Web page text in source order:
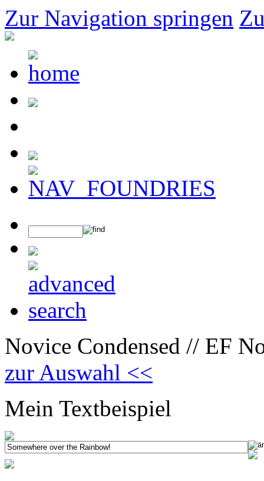
Zur Navigation springen
Novice Condensed // EF
zur Auswahl <<
Mein Textbeispiel